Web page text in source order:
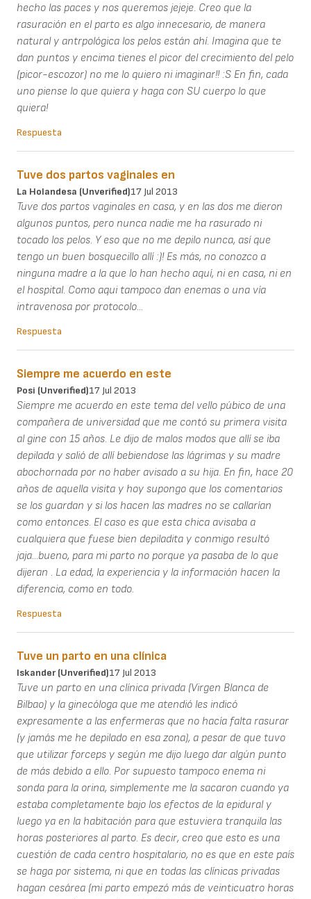
hecho las paces y nos queremos jejeje. Creo que la
rasuración en el parto es algo innecesario, de manera
natural y antrpológica los pelos están ahí. Imagina que te
dan puntos y encima tienes el picor del crecimiento del pelo
(picor-escozor) no me lo quiero ni imaginar!! :S En fin, cada
uno piense lo que quiera y haga con SU cuerpo lo que
quiera!
Respuesta
Tuve dos partos vaginales en
La Holandesa (unverified)17 Jul 2013
Tuve dos partos vaginales en casa, y en las dos me dieron
algunos puntos, pero nunca nadie me ha rasurado ni
tocado los pelos. Y eso que no me depilo nunca, así que
tengo un buen bosquecillo allí :)! Es más, no conozco a
ninguna madre a la que lo han hecho aquí, ni en casa, ni en
el hospital. Como aqui tampoco dan enemas o una vía
intravenosa por protocolo...
Respuesta
Siempre me acuerdo en este
Posi (unverified)17 Jul 2013
Siempre me acuerdo en este tema del vello púbico de una
compañera de universidad que me contó su primera visita
al gine con 15 años. Le dijo de malos modos que allí se iba
depilada y salió de allí bebiendose las lágrimas y su madre
abochornada por no haber avisado a su hija. En fin, hace 20
años de aquella visita y hoy supongo que los comentarios
se los guardan y si los hacen las madres no se callarían
como entonces. El caso es que esta chica avisaba a
cualquiera que fuese bien depiladita y conmigo resultó
jaja...bueno, para mi parto no porque ya pasaba de lo que
dijeran . La edad, la experiencia y la información hacen la
diferencia, como en todo.
Respuesta
Tuve un parto en una clínica
Iskander (unverified)17 Jul 2013
Tuve un parto en una clínica privada (Virgen Blanca de
Bilbao) y la ginecóloga que me atendió les indicó
expresamente a las enfermeras que no hacía falta rasurar
(y jamás me he depilado en esa zona), a pesar de que tuvo
que utilizar forceps y según me dijo luego dar algún punto
de más debido a ello. Por supuesto tampoco enema ni
sonda para la orina, simplemente me la sacaron cuando ya
estaba completamente bajo los efectos de la epidural y
luego ya en la habitación para que estuviera tranquila las
horas posteriores al parto. Es decir, creo que esto es una
cuestión de cada centro hospitalario, no es que en este país
se haga por sistema, ni que en todas las clínicas privadas
hagan cesárea (mi parto empezó más de veinticuatro horas